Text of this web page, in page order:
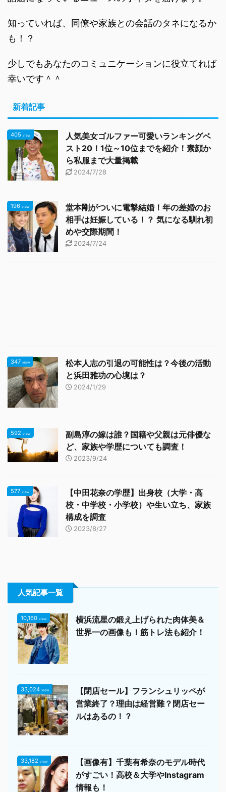
知っていれば、同僚や家族との会話のタネになるか
も！？
少しでもあなたのコミュニケーションに役立てれば
幸いです＾＾
新着記事
405 view
人気美女ゴルファー可愛いランキングベ
スト20！1位～10位までを紹介！素顔か
ら私服まで大量掲載
2024/7/28
196 view
堂本剛がついに電撃結婚！年の差婚のお
相手は妊娠している！？ 気になる馴れ初
めや交際期間！
2024/7/24
347 view
松本人志の引退の可能性は？今後の活動
と浜田雅功の心境は？
2024/1/29
592 view
副島淳の嫁は誰？国籍や父親は元俳優な
ど、家族や学歴についても調査！
2023/9/24
577 view
【中田花奈の学歴】出身校（大学・高
校・中学校・小学校）や生い立ち、家族
構成を調査
2023/8/27
人気記事一覧
10,160 view
横浜流星の鍛え上げられた肉体美＆
世界一の画像も！筋トレ法も紹介！
33,024 view
【閉店セール】フランシュリッペが
営業終了？理由は経営難？閉店セー
ルはあるの！？
33,182 view
【画像有】千葉有希奈のモデル時代
がすごい！高校＆大学やInstagram
情報も！